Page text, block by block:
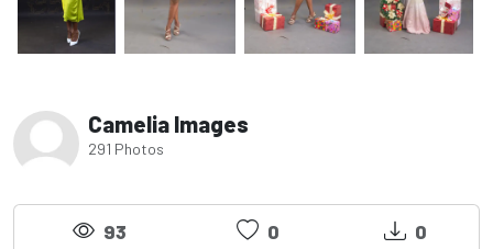
Camelia Images
291 Photos
93 0 0